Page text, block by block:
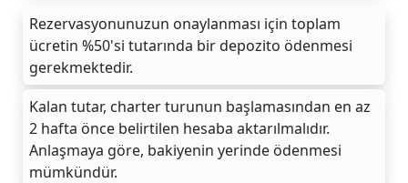
Rezervasyonunuzun onaylanması için toplam
ücretin %50'si tutarında bir depozito ödenmesi
gerekmektedir.
Kalan tutar, charter turunun başlamasından en az
2 hafta önce belirtilen hesaba aktarılmalıdır.
Anlaşmaya göre, bakiyenin yerinde ödenmesi
mümkündür.